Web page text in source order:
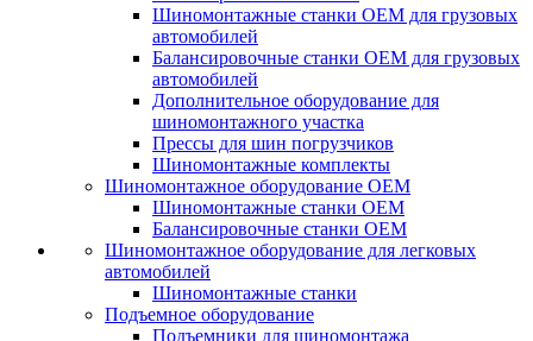
Шиномонтажные станки ОЕМ для грузовых
автомобилей
Балансировочные станки ОЕМ для грузовых
автомобилей
Дополнительное оборудование для
шиномонтажного участка
Прессы для шин погрузчиков
Шиномонтажные комплекты
Шиномонтажное оборудование ОЕМ
Шиномонтажные станки ОЕМ
Балансировочные станки ОЕМ
Шиномонтажное оборудование для легковых
автомобилей
Шиномонтажные станки
Подъемное оборудование
Подъемники для шиномонтажа